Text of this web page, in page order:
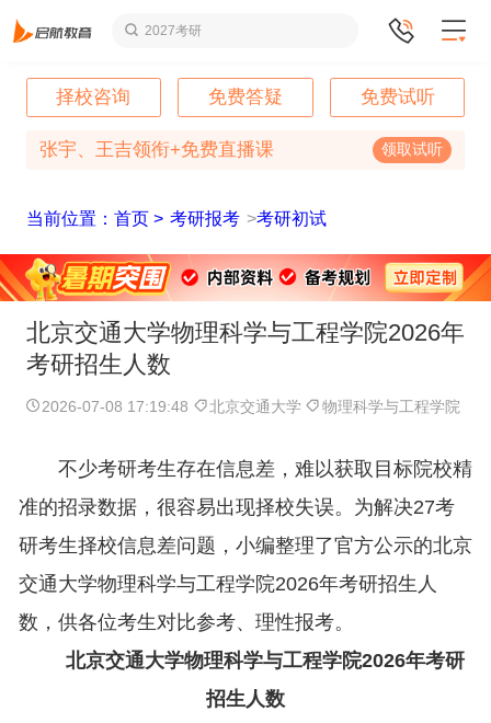
2027考研
择校咨询 免费答疑 免费试听
张宇、王吉领衔+免费直播课 领取试听
当前位置：首页 > 考研报考 >考研初试
北京交通大学物理科学与工程学院2026年
考研招生人数
2026-07-08 17:19:48 北京交通大学 物理科学与工程学院
不少考研考生存在信息差，难以获取目标院校精
准的招录数据，很容易出现择校失误。为解决27考
研考生择校信息差问题，小编整理了官方公示的北京
交通大学物理科学与工程学院2026年考研招生人
数，供各位考生对比参考、理性报考。
北京交通大学物理科学与工程学院2026年考研
招生人数